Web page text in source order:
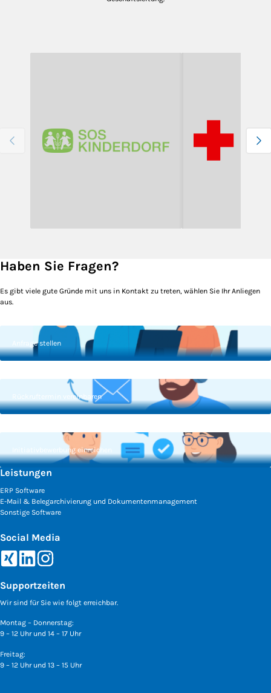
Haben Sie Fragen?
Es gibt viele gute Gründe mit uns in Kontakt zu treten, wählen Sie Ihr Anliegen
aus.
Anfrage stellen
Rückruftermin vereinbaren
Initiativbewerbung einreichen
Leistungen
ERP Software
E-Mail & Belegarchivierung und Dokumentenmanagement
Sonstige Software
Social Media
Supportzeiten
Wir sind für Sie wie folgt erreichbar.
Montag – Donnerstag:
9 – 12 Uhr und 14 – 17 Uhr
Freitag:
9 – 12 Uhr und 13 – 15 Uhr